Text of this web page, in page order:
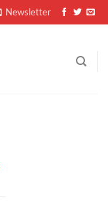
Newsletter